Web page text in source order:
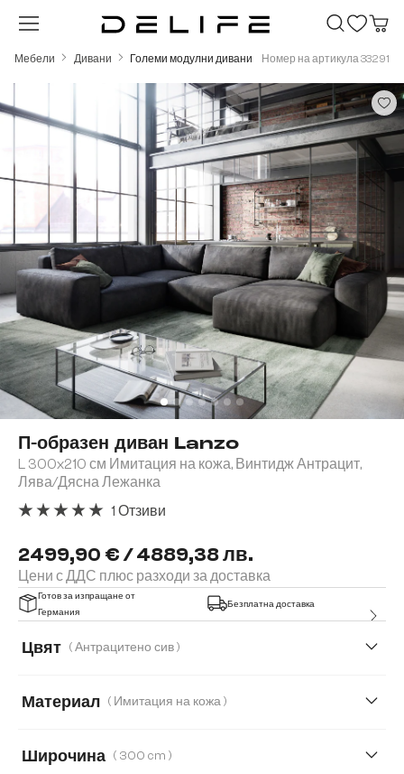
Преминете към основното съдържание
Мебели Дивани Големи модулни дивани Номер на артикула 33291
П-образен диван Lanzo
L 300x210 см Имитация на кожа, Винтидж Антрацит,
Лява/Дясна Лежанка
2499,90 € / 4889,38 лв.
Цени с ДДС плюс разходи за доставка
1 Отзиви
Готов за изпращане от
Германия
Безплатна доставка
Цвят ( Антрацитено сив )
Материал ( Имитация на кожа )
Широчина ( 300 cm )
Пропуснете галерия с изображения